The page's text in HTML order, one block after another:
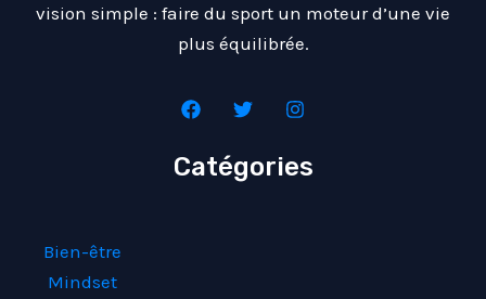
vision simple : faire du sport un moteur d’une vie
plus équilibrée.
Catégories
Bien-être
Mindset